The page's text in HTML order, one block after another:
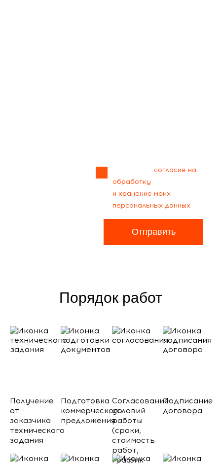
согласие на
обработку
и хранение моих
персональных данных
Отправить
Порядок работ
Получение
от
заказчика
технического
задания
Подготовка
коммерческого
предложения
Согласование
условий
работы
(сроки,
стоимость
работ,
график
Подписание
договора